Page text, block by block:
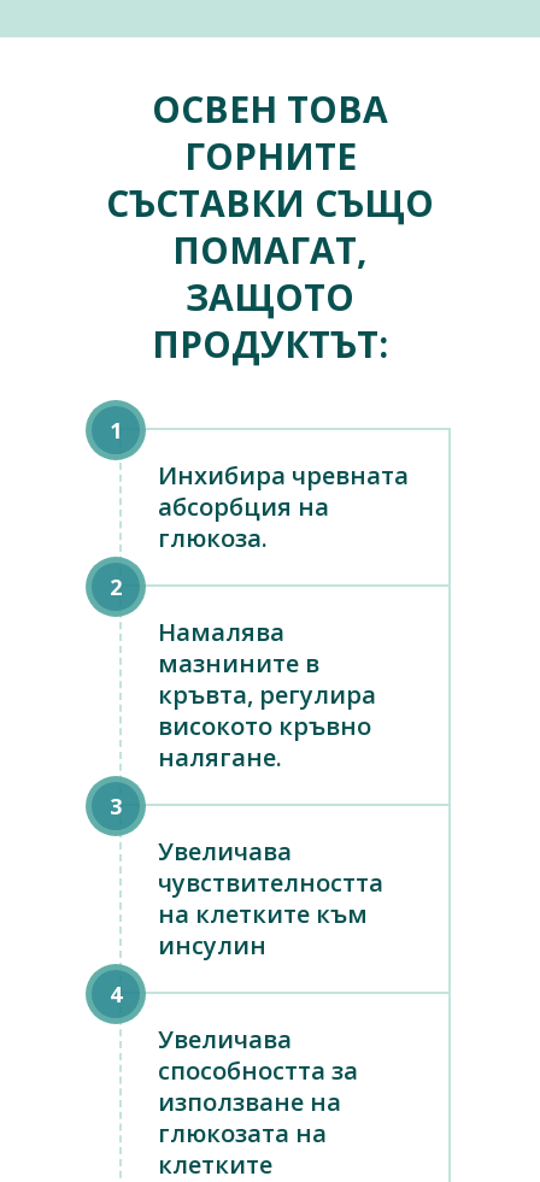
ОСВЕН ТОВА
ГОРНИТЕ
СЪСТАВКИ СЪЩО
ПОМАГАТ,
ЗАЩОТО
ПРОДУКТЪТ:
Инхибира чревната
абсорбция на
глюкоза.
Намалява
мазнините в
кръвта, регулира
високото кръвно
налягане.
Увеличава
чувствителността
на клетките към
инсулин
Увеличава
способността за
използване на
глюкозата на
клетките